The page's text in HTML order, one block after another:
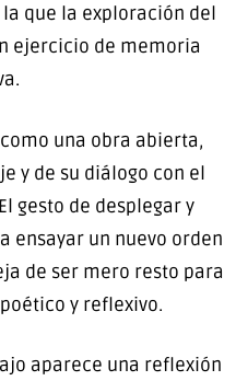
que la exploración del
ejercicio de memoria
una obra abierta,
y de su diálogo con el
gesto de desplegar y
ensayar un nuevo orden
de ser mero resto para
y reflexivo.
aparece una reflexión